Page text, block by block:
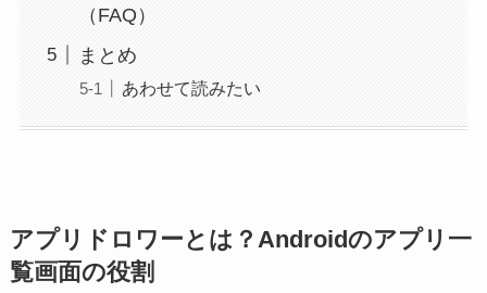
（FAQ）
まとめ
あわせて読みたい
アプリドロワーとは？Androidのアプリ一
覧画面の役割